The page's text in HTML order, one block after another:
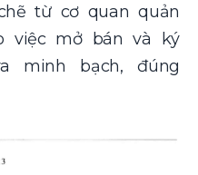
từ cơ quan quản
việc mở bán và ký
minh bạch, đúng